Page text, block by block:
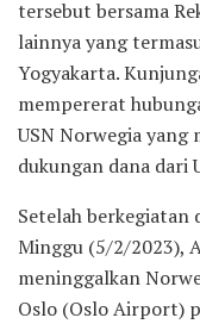
tersebut bersama
lainnya yang
Yogyakarta.
mempererat
USN Norwegia
dukungan dana dari
Setelah berkegiatan
Minggu (5/2/2023),
meninggalkan
Oslo (Oslo Airport)